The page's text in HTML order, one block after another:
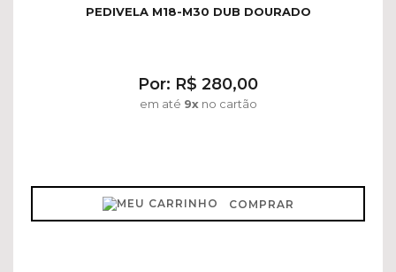
PEDIVELA M18-M30 DUB DOURADO
Por: R$ 280,00
em até 9xno cartão
COMPRAR